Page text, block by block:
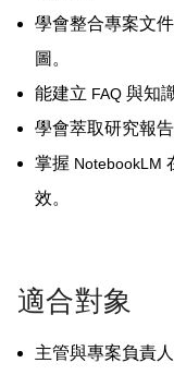
學會整合專案文
圖。
能建立 FAQ 與知
學會萃取研究報
掌握 NotebookLM
效。
適合對象
主管與專案負責